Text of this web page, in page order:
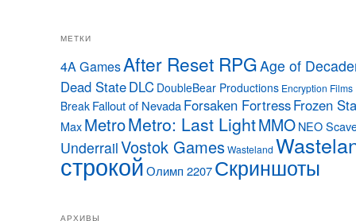
МЕТКИ
4A GamesAfter Reset RPGAge of
Dead StateDLC DoubleBear Productions Encryption Films
Break Fallout of NevadaForsaken FortressFrozen
MaxMetroMetro: Last LightMMONEO
UnderrailVostok GamesWasteland
строкойОлимп 2207Скриншоты
АРХИВЫ